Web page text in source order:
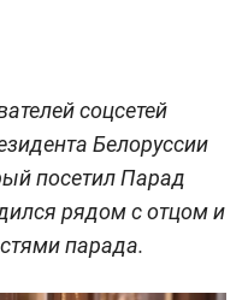
соцсетей
Белоруссии
посетил Парад
рядом с отцом и
парада.